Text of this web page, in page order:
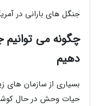
جنگل های بارانی در
چگونه می توانیم
دهیم
بسیاری از سازمان
حیات وحش در حال